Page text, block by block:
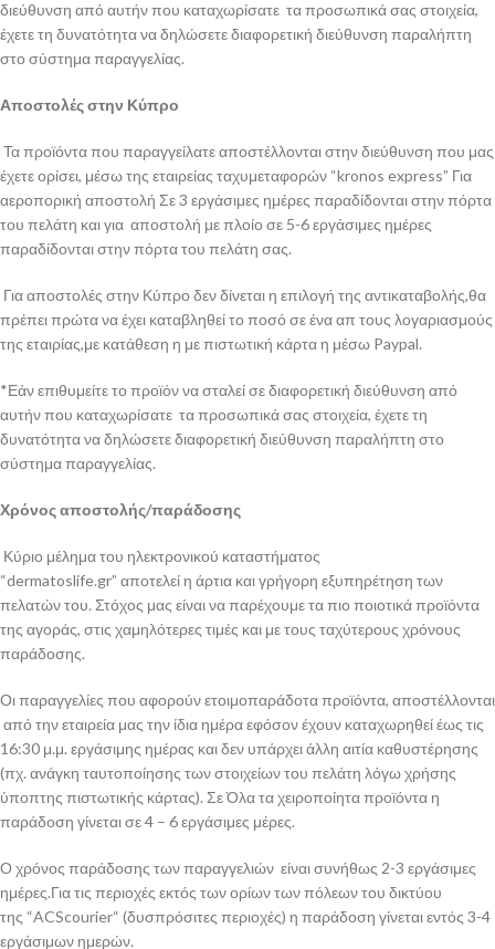
διεύθυνση από αυτήν που καταχωρίσατε τα προσωπικά σας στοιχεία,
έχετε τη δυνατότητα να δηλώσετε διαφορετική διεύθυνση παραλήπτη
στο σύστημα παραγγελίας.
Αποστολές στην Κύπρο
Τα προϊόντα που παραγγείλατε αποστέλλονται στην διεύθυνση που μας
έχετε ορίσει, μέσω της εταιρείας ταχυμεταφορών “kronos express” Για
αεροπορική αποστολή Σε 3 εργάσιμες ημέρες παραδίδονται στην πόρτα
του πελάτη και για αποστολή με πλοίο σε 5-6 εργάσιμες ημέρες
παραδίδονται στην πόρτα του πελάτη σας.
Για αποστολές στην Κύπρο δεν δίνεται η επιλογή της αντικαταβολής,θα
πρέπει πρώτα να έχει καταβληθεί το ποσό σε ένα απ τους λογαριασμούς
της εταιρίας,με κατάθεση η με πιστωτική κάρτα η μέσω Paypal.
*Εάν επιθυμείτε το προϊόν να σταλεί σε διαφορετική διεύθυνση από
αυτήν που καταχωρίσατε τα προσωπικά σας στοιχεία, έχετε τη
δυνατότητα να δηλώσετε διαφορετική διεύθυνση παραλήπτη στο
σύστημα παραγγελίας.
Χρόνος αποστολής/παράδοσης
Κύριο μέλημα του ηλεκτρονικού καταστήματος
“dermatoslife.gr” αποτελεί η άρτια και γρήγορη εξυπηρέτηση των
πελατών του. Στόχος μας είναι να παρέχουμε τα πιο ποιοτικά προϊόντα
της αγοράς, στις χαμηλότερες τιμές και με τους ταχύτερους χρόνους
παράδοσης.
Οι παραγγελίες που αφορούν ετοιμοπαράδοτα προϊόντα, αποστέλλονται
από την εταιρεία μας την ίδια ημέρα εφόσον έχουν καταχωρηθεί έως τις
16:30 μ.μ. εργάσιμης ημέρας και δεν υπάρχει άλλη αιτία καθυστέρησης
(πχ. ανάγκη ταυτοποίησης των στοιχείων του πελάτη λόγω χρήσης
ύποπτης πιστωτικής κάρτας). Σε Όλα τα χειροποίητα προϊόντα η
παράδοση γίνεται σε 4 – 6 εργάσιμες μέρες.
Ο χρόνος παράδοσης των παραγγελιών είναι συνήθως 2-3 εργάσιμες
ημέρες.Για τις περιοχές εκτός των ορίων των πόλεων του δικτύου
της “ACScourier“ (δυσπρόσιτες περιοχές) η παράδοση γίνεται εντός 3-4
εργάσιμων ημερών.